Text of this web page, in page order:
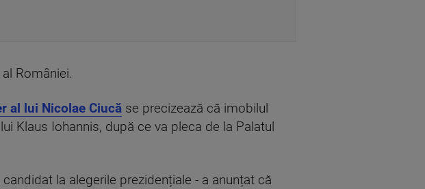
României.
al lui Nicolae Ciucă se precizează că imobilul
Klaus Iohannis, după ce va pleca de la Palatul
candidat la alegerile prezidențiale - a anunțat că